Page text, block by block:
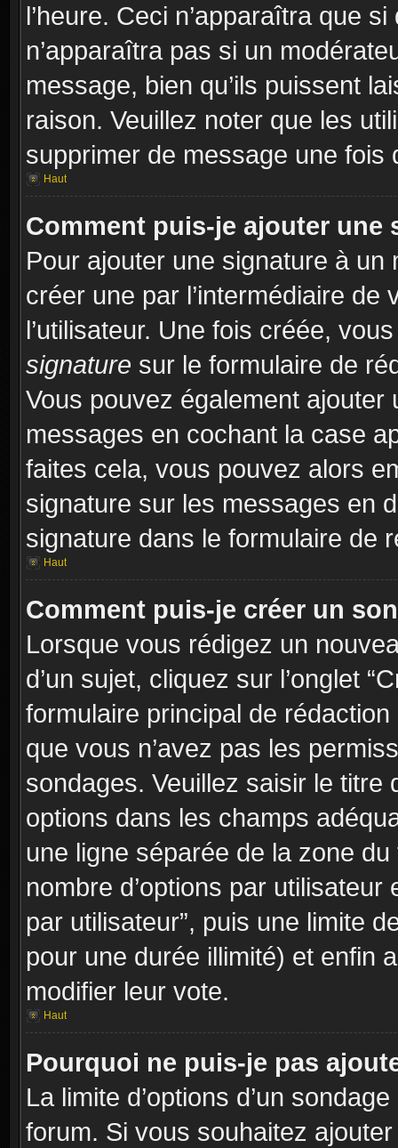
l’heure. Ceci n’apparaîtra que
n’apparaîtra pas si un
message, bien qu’ils puissent
raison. Veuillez noter que les
supprimer de message une fois
Haut
Comment puis-je ajouter une
Pour ajouter une signature à un
créer une par l’intermédiaire
l’utilisateur. Une fois créée,
signature sur le formulaire de
Vous pouvez également
messages en cochant la case
faites cela, vous pouvez alors
signature sur les messages en
signature dans le formulaire de
Haut
Comment puis-je créer un
Lorsque vous rédigez un
d’un sujet, cliquez sur l’onglet
formulaire principal de
que vous n’avez pas les
sondages. Veuillez saisir le
options dans les champs
une ligne séparée de la zone
nombre d’options par
par utilisateur”, puis une limite
pour une durée illimité) et enfin
modifier leur vote.
Haut
Pourquoi ne puis-je pas
La limite d’options d’un
forum. Si vous souhaitez